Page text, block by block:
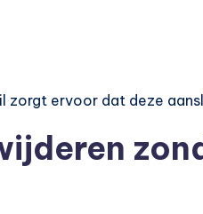
zorgt ervoor dat deze